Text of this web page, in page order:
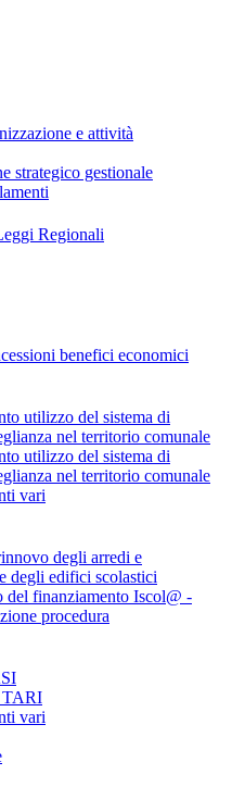
e attività
strategico gestionale
Regionali
benefici economici
utilizzo del sistema di
nel territorio comunale
utilizzo del sistema di
nel territorio comunale
vari
degli arredi e
degli edifici scolastici
del finanziamento Iscol@ -
procedura
TARI
vari